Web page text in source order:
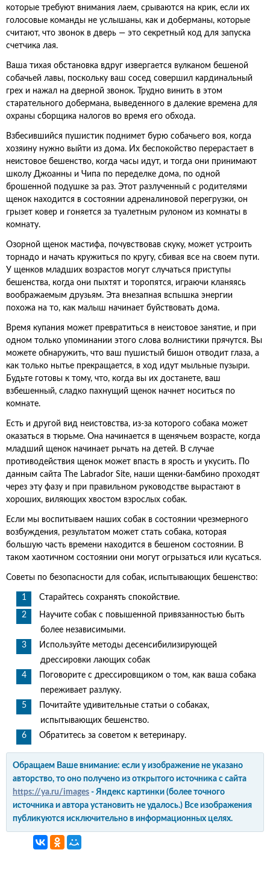
которые требуют внимания лаем, срываются на крик, если их
голосовые команды не услышаны, как и доберманы, которые
считают, что звонок в дверь — это секретный код для запуска
счетчика лая.
Ваша тихая обстановка вдруг извергается вулканом бешеной
собачьей лавы, поскольку ваш сосед совершил кардинальный
грех и нажал на дверной звонок. Трудно винить в этом
старательного добермана, выведенного в далекие времена для
охраны сборщика налогов во время его обхода.
Взбесившийся пушистик поднимет бурю собачьего воя, когда
хозяину нужно выйти из дома. Их беспокойство перерастает в
неистовое бешенство, когда часы идут, и тогда они принимают
школу Джоанны и Чипа по переделке дома, по одной
брошенной подушке за раз. Этот разлученный с родителями
щенок находится в состоянии адреналиновой перегрузки, он
грызет ковер и гоняется за туалетным рулоном из комнаты в
комнату.
Озорной щенок мастифа, почувствовав скуку, может устроить
торнадо и начать кружиться по кругу, сбивая все на своем пути.
У щенков младших возрастов могут случаться приступы
бешенства, когда они пыхтят и торопятся, играючи кланяясь
воображаемым друзьям. Эта внезапная вспышка энергии
похожа на то, как малыш начинает буйствовать дома.
Время купания может превратиться в неистовое занятие, и при
одном только упоминании этого слова волнистики прячутся. Вы
можете обнаружить, что ваш пушистый бишон отводит глаза, а
как только нытье прекращается, в ход идут мыльные пузыри.
Будьте готовы к тому, что, когда вы их достанете, ваш
взбешенный, сладко пахнущий щенок начнет носиться по
комнате.
Есть и другой вид неистовства, из-за которого собака может
оказаться в тюрьме. Она начинается в щенячьем возрасте, когда
младший щенок начинает рычать на детей. В случае
противодействия щенок может впасть в ярость и укусить. По
данным сайта The Labrador Site, наши щенки-бамбино проходят
через эту фазу и при правильном руководстве вырастают в
хороших, виляющих хвостом взрослых собак.
Если мы воспитываем наших собак в состоянии чрезмерного
возбуждения, результатом может стать собака, которая
большую часть времени находится в бешеном состоянии. В
таком хаотичном состоянии они могут огрызаться или кусаться.
Советы по безопасности для собак, испытывающих бешенство:
Старайтесь сохранять спокойствие.
Научите собак с повышенной привязанностью быть
более независимыми.
Используйте методы десенсибилизирующей
дрессировки лающих собак
Поговорите с дрессировщиком о том, как ваша собака
переживает разлуку.
Почитайте удивительные статьи о собаках,
испытывающих бешенство.
Обратитесь за советом к ветеринару.
Обращаем Ваше внимание: если у изображение не указано
авторство, то оно получено из открытого источника с сайта
https://ya.ru/images - Яндекс картинки (более точного
источника и автора установить не удалось.) Все изображения
публикуются исключительно в информационных целях.